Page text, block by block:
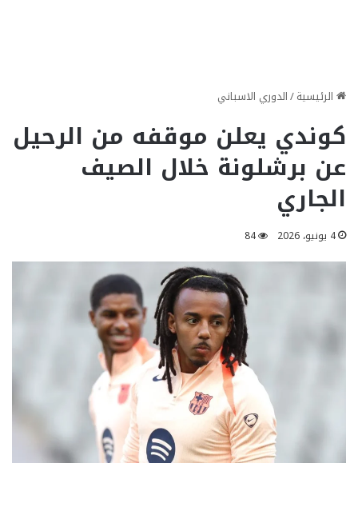
الرئيسية/الدوري الاسباني
كوندي يعلن موقفه من الرحيل
عن برشلونة خلال الصيف
الجاري
4 يونيو، 2026 84